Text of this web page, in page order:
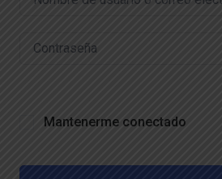
Mantenerme conectado